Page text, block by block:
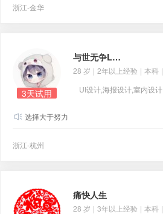
浙江-金华
3天试用
与世无争LLL
28 岁 | 2年以上经验 | 本科 |
UI设计,海报设计,室内设计
选择大于努力
浙江-杭州
痛快人生
28 岁 | 3年以上经验 | 本科 |